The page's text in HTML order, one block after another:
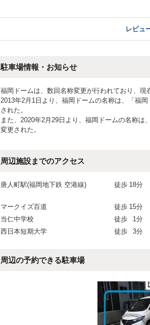
レビュ
駐車場情報・お知らせ
福岡ドームは、数回名称変更が行われており、現
2013年2月1日より、福岡ドームの名称は、「福
された。
また、2020年2月29日より、福岡ドームの名称
変更された。
周辺施設までのアクセス
唐人町駅(福岡地下鉄 空港線) 徒歩 18分
マークイズ百道 徒歩 15分
当仁中学校
徒歩 1分
西日本短期大学
徒歩 3分
周辺の予約できる駐車場